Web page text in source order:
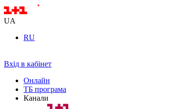
UA
RU
Вхід в кабінет
Онлайн
ТБ програма
Канали